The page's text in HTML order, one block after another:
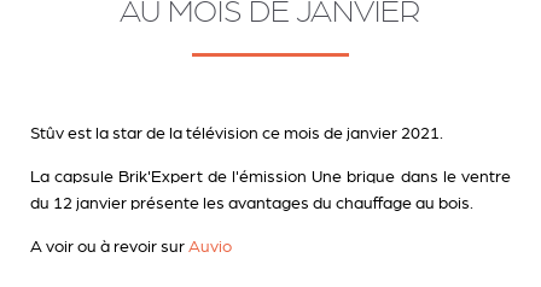
AU MOIS DE JANVIER
Stûv est la star de la télévision ce mois de janvier 2021.
La capsule Brik'Expert de l'émission Une brique dans le ventre
du 12 janvier présente les avantages du chauffage au bois.
A voir ou à revoir sur Auvio